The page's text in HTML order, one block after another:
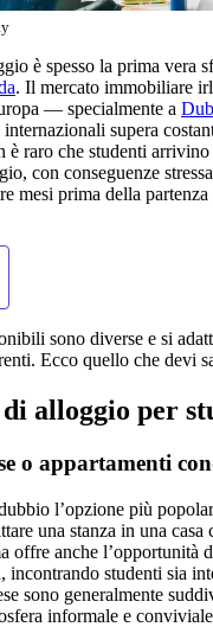
è spesso la prima vera
. Il mercato immobiliare
— specialmente a
supera
è raro che studenti
con conseguenze
mesi prima della
sono diverse e si
Ecco quello che devi
alloggio per
o appartamenti
l’opzione più
una stanza in una casa
offre anche l’opportunità
incontrando studenti sia
sono generalmente
informale e